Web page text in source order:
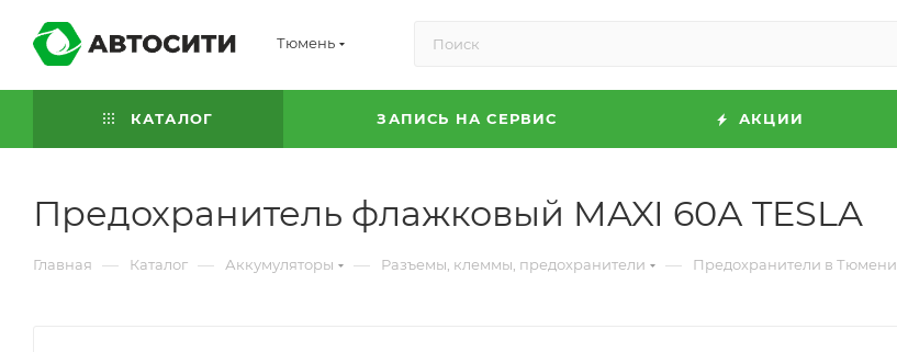
Тюмень
КАТАЛОГ ЗАПИСЬ НА СЕРВИС АКЦИИ
Предохранитель флажковый MAXI 60А TESLA
Главная — Каталог — Аккумуляторы — Разъемы, клеммы, предохранители — Предохранители в Тюмени